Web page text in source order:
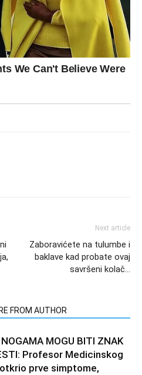
Next article
Zaboravićete na tulumbe i
baklave kad probate ovaj
savršeni kolač…
FROM AUTHOR
NOGAMA MOGU BITI ZNAK
Profesor Medicinskog
prve simptome,